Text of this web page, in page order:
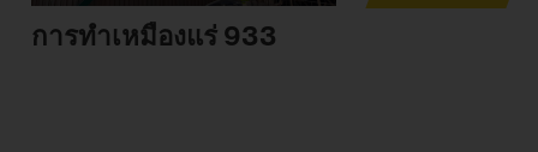
การทำเหมืองแร่ 933